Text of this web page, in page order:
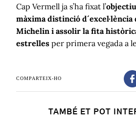
Cap Vermell ja s’ha fixat l’
màxima distinció d´excel·lència
Michelin i assolir la fita
estrelles per primera vegada a
COMPARTEIX-HO
TAMBÉ ET POT